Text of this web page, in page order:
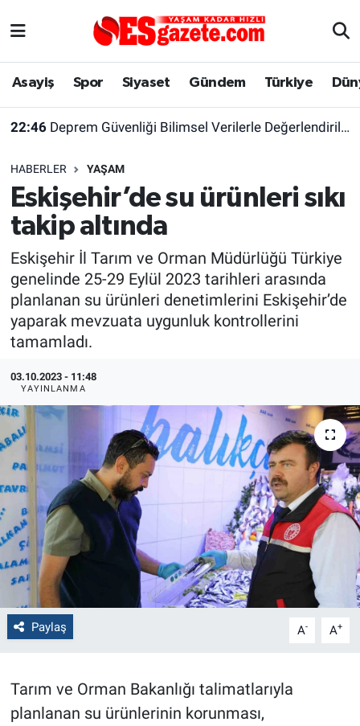
Asayiş Spor Siyaset Gündem Türkiye
22:46 Deprem Güvenliği Bilimsel Verilerle Değerlendirilmeli
HABERLER YAŞAM
Eskişehir’de su ürünleri sıkı
takip altında
Eskişehir İl Tarım ve Orman Müdürlüğü Türkiye
genelinde 25-29 Eylül 2023 tarihleri arasında
planlanan su ürünleri denetimlerini Eskişehir’de
yaparak mevzuata uygunluk kontrollerini
tamamladı.
03.10.2023 - 11:48
YAYINLANMA
Paylaş A- A+
Tarım ve Orman Bakanlığı talimatlarıyla
planlanan su ürünlerinin korunması,
Asayiş
Gündem
Türkiye
Dünya
Sağlık
Alış-Veriş/İş dünyası
Yaşam
Eskişehirspor Arşivi
Eskişehir Arşivi
Röportaj
Ekonomi
Kültür Sanat
Politika
Bilecik
Kütahya
Gezi
Genel
Çevre
Yerel
Bilim ve Teknoloji
Eskişehir Nöbetçi Eczaneler
Süper Lig Puan Durumu ve Fikstür
Tüm Manşetler
Son Dakika Haberleri
Haber Arşivi